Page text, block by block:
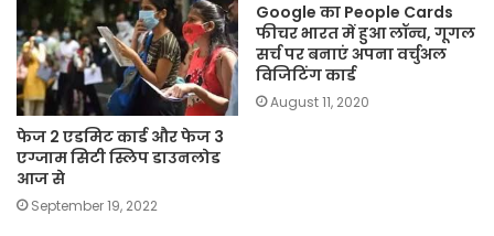
फेज 2 एडमिट कार्ड और फेज 3
एग्जाम सिटी स्लिप डाउनलोड
आज से
September 19, 2022
Google का People Cards
फीचर भारत में हुआ लॉन्च, गूगल
सर्च पर बनाएं अपना वर्चुअल
विजिटिंग कार्ड
August 11, 2020